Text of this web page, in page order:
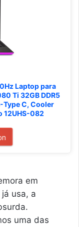
Laptop para
Ti 32GB DDR5
Type C, Cooler
12UHS-082
em
usa, a
uma das